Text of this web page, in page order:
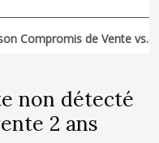
Compromis de Vente vs.
non détecté
2 ans